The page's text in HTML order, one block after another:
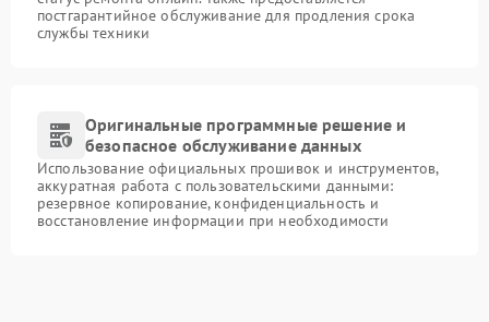
постгарантийное обслуживание для продления срока
службы техники
Оригинальные программные решение и
безопасное обслуживание данных
Использование официальных прошивок и инструментов,
аккуратная работа с пользовательскими данными:
резервное копирование, конфиденциальность и
восстановление информации при необходимости